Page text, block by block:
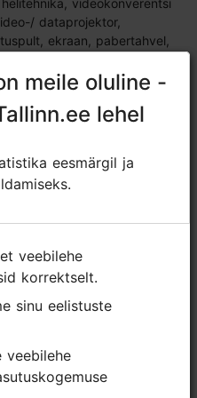
helitehnika, videokonverentsi
dataprojektor,
ekraan, pabertahvel,
laste mängutuba, saun,
ilusalong,
meile oluline -
lehel
eesmärgil ja
korrektselt.
meile oluline -
lehel
eesmärgil ja
korrektselt.